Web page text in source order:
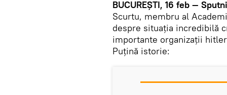
BUCUREȘTI, 16 feb —
Scurtu, membru al
despre situația incredibilă
importante organizații
Puțină istorie: